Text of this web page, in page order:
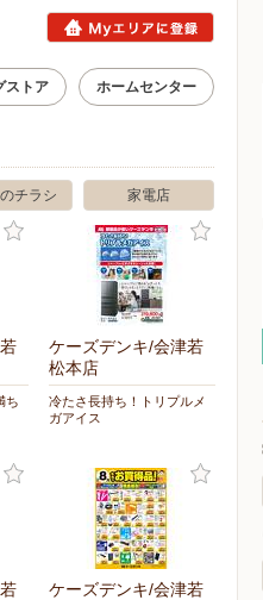
ストア ホームセンター
家電店
チラシ
ち
ケーズデンキ/会津若
松本店
冷たさ長持ち！トリプルメ
ガアイス
ケーズデンキ/会津若